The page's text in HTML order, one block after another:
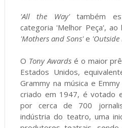
'All the Way'também
categoria 'Melhor Peça', ao
'Mothers and Sons'e
O Tony Awards é o maior
Estados Unidos,
Grammy na música e
criado em 1947, é votado
por cerca de 700
indústria do teatro, uma